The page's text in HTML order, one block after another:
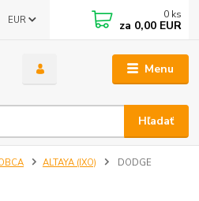
Menu
EUR
Hľadať
0 ks
za 0,00 EUR
ALTAYA (IXO) DODGE